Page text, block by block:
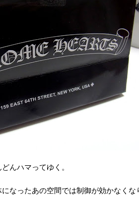
んハマってゆく。
なったあの空間では制御が効かなくな